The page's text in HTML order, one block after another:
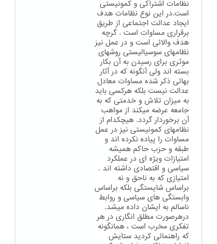
نظامات اشتراکی و کمونیستی
است.در این نوع نظامات هدف
ایجاد عدالت اجتماعی از طریق
برقراری مساوات است . گرچه
هدف والائی است و در عمل نیز
نظامهای سوسیالیستی روشهای
موثری برای رسیدن به آن بکار
بسته اند ولی آنگونه که در آثار
بهائی ذکر شده مساوات معادل
عدالت نیست بلکه هرکسی باید
به میزان تلاش و خدمتی که به
جامعه عرضه میکند از مواهب
آن برخوردار گردد. هیچکدام از
نظامهای کمونیستی نیز در عمل
مساوات را پیاده نکرده اند و
طبقه و حزب حاکم همیشه
امتیازات ویژه ای در عملکرد
سیاسی و اقتصادی داشته اند .
امتیازی که به ناحق و نه
براساس شایستگی بلکه براساس
وابستگی های سیاسی و روابط
ناسالم به ایشان داده میشد.
درهرصورت مطلق انگاری در هر
تفکری مخرب است ، همانگونه
که راهنمائی کردید ستایش